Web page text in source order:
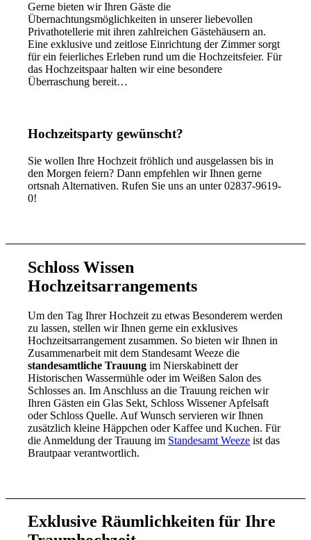
Gerne bieten wir Ihren Gäste die
Übernachtungsmöglichkeiten in unserer liebevollen
Privathotellerie mit ihren zahlreichen Gästehäusern an.
Eine exklusive und zeitlose Einrichtung der Zimmer sorgt
für ein feierliches Erleben rund um die Hochzeitsfeier. Für
das Hochzeitspaar halten wir eine besondere
Überraschung bereit…
Hochzeitsparty gewünscht?
Sie wollen Ihre Hochzeit fröhlich und ausgelassen bis in
den Morgen feiern? Dann empfehlen wir Ihnen gerne
ortsnah Alternativen. Rufen Sie uns an unter 02837-9619-
0!
Schloss Wissen
Hochzeitsarrangements
Um den Tag Ihrer Hochzeit zu etwas Besonderem werden
zu lassen, stellen wir Ihnen gerne ein exklusives
Hochzeitsarrangement zusammen. So bieten wir Ihnen in
Zusammenarbeit mit dem Standesamt Weeze die
standesamtliche Trauung im Nierskabinett der
Historischen Wassermühle oder im Weißen Salon des
Schlosses an. Im Anschluss an die Trauung reichen wir
Ihren Gästen ein Glas Sekt, Schloss Wissener Apfelsaft
oder Schloss Quelle. Auf Wunsch servieren wir Ihnen
zusätzlich kleine Häppchen oder Kaffee und Kuchen. Für
die Anmeldung der Trauung im Standesamt Weeze ist das
Brautpaar verantwortlich.
Exklusive Räumlichkeiten für Ihre